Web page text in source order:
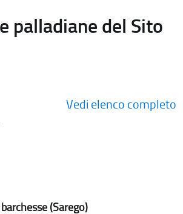
palladiane del Sito
Vedi elenco completo
(Sarego)